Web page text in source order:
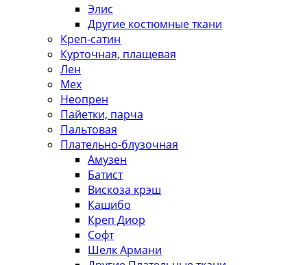
Элис
Другие костюмные ткани
Креп-сатин
Курточная, плащевая
Лен
Мех
Неопрен
Пайетки, парча
Пальтовая
Плательно-блузочная
Амузен
Батист
Вискоза крэш
Кашибо
Креп Диор
Софт
Шелк Армани